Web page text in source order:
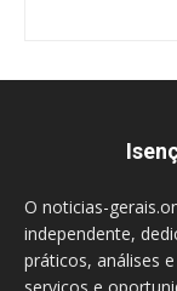
O noticias-
independente,
práticos, análises
serviços e